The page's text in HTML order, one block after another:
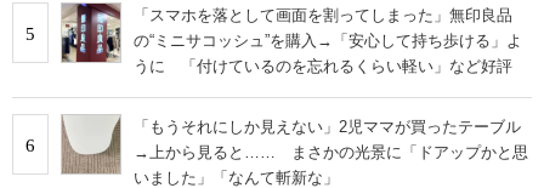
5
「スマホを落として画面を割ってしまった」無印良品
の“ミニサコッシュ”を購入→「安心して持ち歩ける」よ
うに 「付けているのを忘れるくらい軽い」など好評
6
「もうそれにしか見えない」2児ママが買ったテーブル
→上から見ると…… まさかの光景に「ドアップかと思
いました」「なんて斬新な」